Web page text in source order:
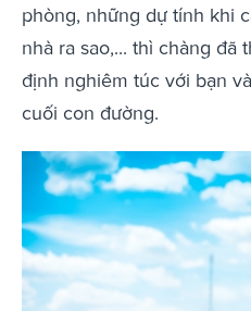
phòng, những dự tính khi
nhà ra sao,... thì chàng đã
định nghiêm túc với bạn
cuối con đường.